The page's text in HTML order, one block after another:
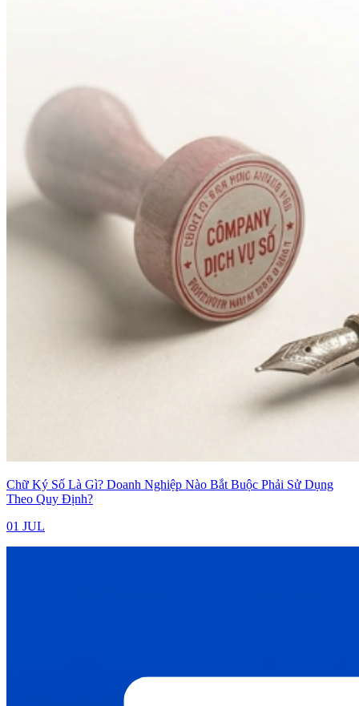
Chữ Ký Số Là Gì? Doanh Nghiệp Nào Bắt Buộc Phải Sử Dụng
Theo Quy Định?
01 JUL